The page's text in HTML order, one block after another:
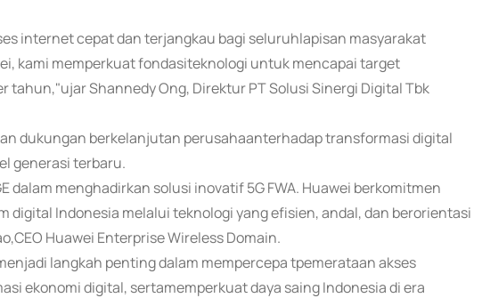
internet cepat dan terjangkau bagi seluruhlapisan masyarakat
kami memperkuat fondasiteknologi untuk mencapai target
tahun,"ujar Shannedy Ong, Direktur PT Solusi Sinergi Digital Tbk
dukungan berkelanjutan perusahaanterhadap transformasi digital
generasi terbaru.
dalam menghadirkan solusi inovatif 5G FWA. Huawei berkomitmen
digital Indonesia melalui teknologi yang efisien, andal, dan berorientasi
Huawei Enterprise Wireless Domain.
langkah penting dalam mempercepa tpemerataan akses
ekonomi digital, sertamemperkuat daya saing Indonesia di era